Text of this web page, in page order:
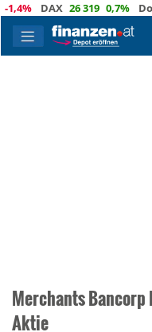
DAX 26 319 0,7% Dow
Merchants
Aktie